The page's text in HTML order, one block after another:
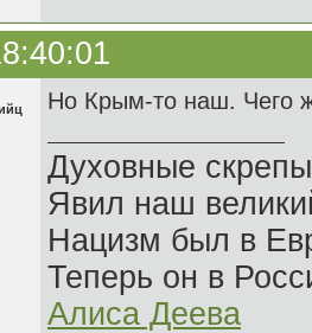
Но Крым-то наш. Чего
Духовные
Явил наш
Нацизм был в
Теперь он в
Алиса Деева